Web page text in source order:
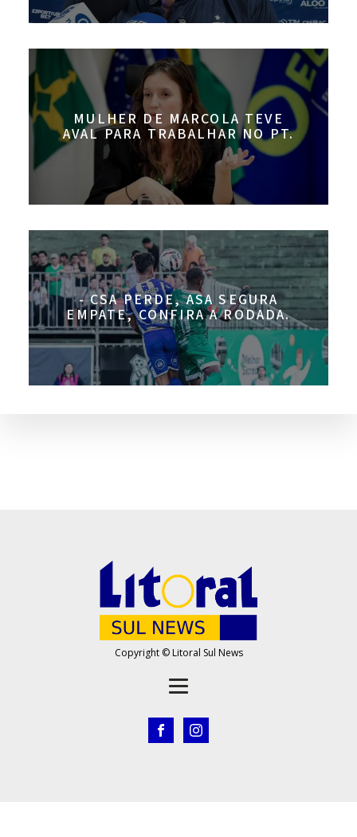
MULHER DE MARCOLA TEVE
AVAL PARA TRABALHAR NO PT.
- CSA PERDE, ASA SEGURA
EMPATE, CONFIRA A RODADA.
Copyright © Litoral Sul News